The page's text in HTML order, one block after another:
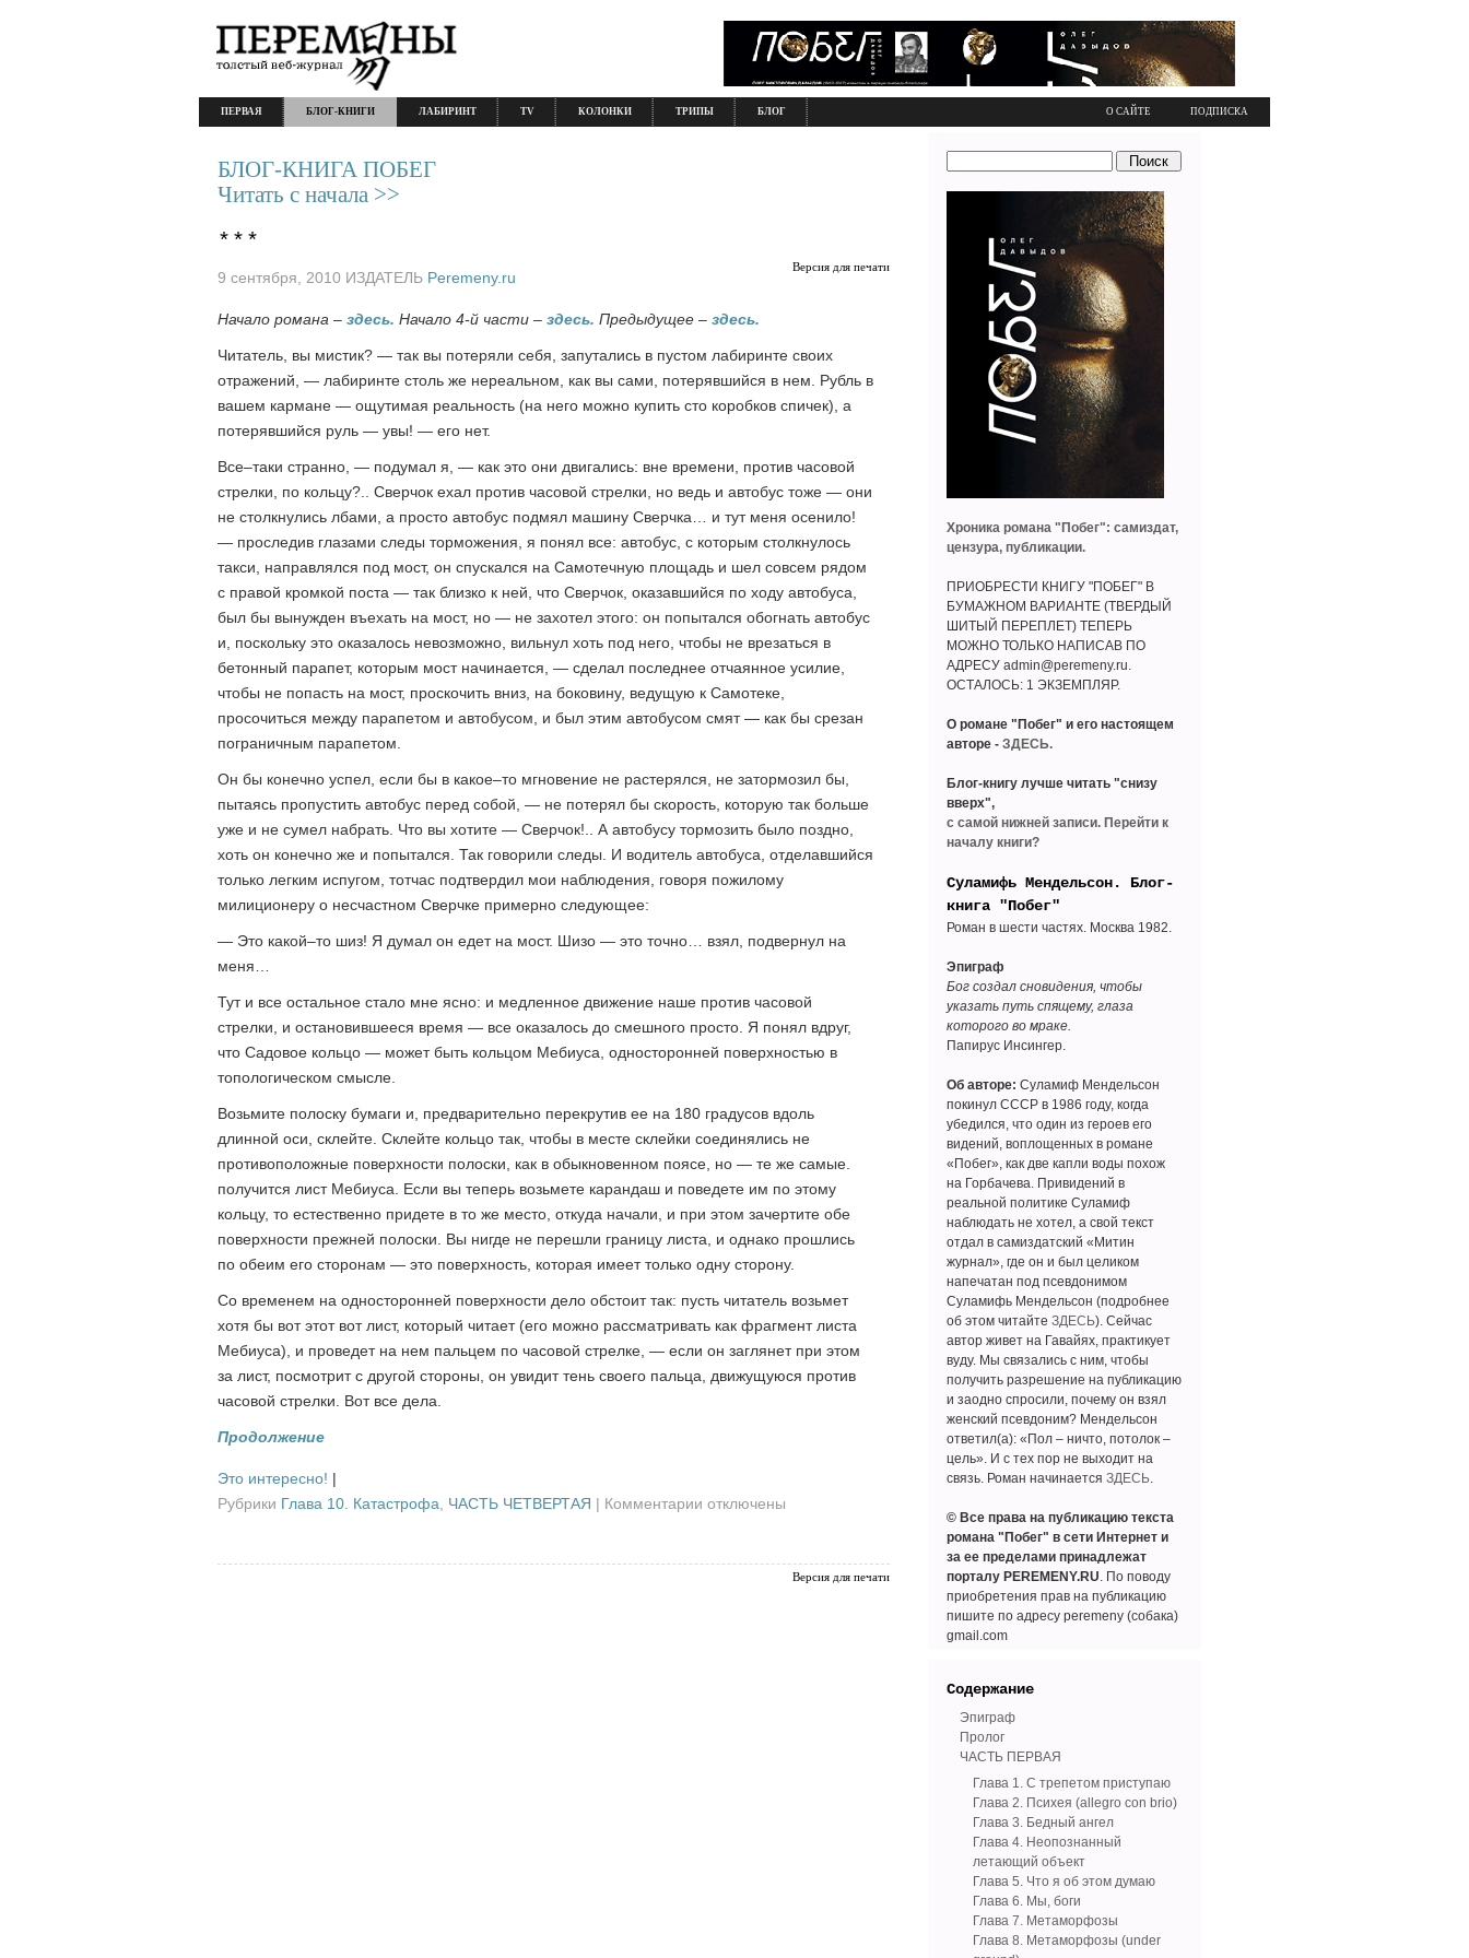
О САЙТЕ ПОДПИСКА
ПЕРВАЯ БЛОГ-КНИГИ ЛАБИРИНТ TV КОЛОНКИ ТРИПЫ БЛОГ
БЛОГ-КНИГА ПОБЕГ
Читать с начала >>
***
Версия для печати
9 сентября, 2010 ИЗДАТЕЛЬ Peremeny.ru
Начало романа – здесь. Начало 4-й части – здесь. Предыдущее – здесь.
Читатель, вы мистик? — так вы потеряли себя, запутались в пустом лабиринте своих
отражений, — лабиринте столь же нереальном, как вы сами, потерявшийся в нем. Рубль в
вашем кармане — ощутимая реальность (на него можно купить сто коробков спичек), а
потерявшийся руль — увы! — его нет.
Все–таки странно, — подумал я, — как это они двигались: вне времени, против часовой
стрелки, по кольцу?.. Сверчок ехал против часовой стрелки, но ведь и автобус тоже — они
не столкнулись лбами, а просто автобус подмял машину Сверчка… и тут меня осенило!
— проследив глазами следы торможения, я понял все: автобус, с которым столкнулось
такси, направлялся под мост, он спускался на Самотечную площадь и шел совсем рядом
с правой кромкой поста — так близко к ней, что Сверчок, оказавшийся по ходу автобуса,
был бы вынужден въехать на мост, но — не захотел этого: он попытался обогнать автобус
и, поскольку это оказалось невозможно, вильнул хоть под него, чтобы не врезаться в
бетонный парапет, которым мост начинается, — сделал последнее отчаянное усилие,
чтобы не попасть на мост, проскочить вниз, на боковину, ведущую к Самотеке,
просочиться между парапетом и автобусом, и был этим автобусом смят — как бы срезан
пограничным парапетом.
Он бы конечно успел, если бы в какое–то мгновение не растерялся, не затормозил бы,
пытаясь пропустить автобус перед собой, — не потерял бы скорость, которую так больше
уже и не сумел набрать. Что вы хотите — Сверчок!.. А автобусу тормозить было поздно,
хоть он конечно же и попытался. Так говорили следы. И водитель автобуса, отделавшийся
только легким испугом, тотчас подтвердил мои наблюдения, говоря пожилому
милиционеру о несчастном Сверчке примерно следующее:
— Это какой–то шиз! Я думал он едет на мост. Шизо — это точно… взял, подвернул на
меня…
Тут и все остальное стало мне ясно: и медленное движение наше против часовой
стрелки, и остановившееся время — все оказалось до смешного просто. Я понял вдруг,
что Садовое кольцо — может быть кольцом Мебиуса, односторонней поверхностью в
топологическом смысле.
Возьмите полоску бумаги и, предварительно перекрутив ее на 180 градусов вдоль
длинной оси, склейте. Склейте кольцо так, чтобы в месте склейки соединялись не
противоположные поверхности полоски, как в обыкновенном поясе, но — те же самые.
получится лист Мебиуса. Если вы теперь возьмете карандаш и поведете им по этому
кольцу, то естественно придете в то же место, откуда начали, и при этом зачертите обе
поверхности прежней полоски. Вы нигде не перешли границу листа, и однако прошлись
по обеим его сторонам — это поверхность, которая имеет только одну сторону.
Со временем на односторонней поверхности дело обстоит так: пусть читатель возьмет
хотя бы вот этот вот лист, который читает (его можно рассматривать как фрагмент листа
Мебиуса), и проведет на нем пальцем по часовой стрелке, — если он заглянет при этом
за лист, посмотрит с другой стороны, он увидит тень своего пальца, движущуюся против
часовой стрелки. Вот все дела.
Продолжение
Это интересно! |
Рубрики Глава 10. Катастрофа ЧАСТЬ ЧЕТВЕРТАЯ | Комментарии котключены
Версия для печати
Хроника романа "Побег": самиздат,
цензура, публикации.
ПРИОБРЕСТИ КНИГУ "ПОБЕГ" В
БУМАЖНОМ ВАРИАНТЕ (ТВЕРДЫЙ
ШИТЫЙ ПЕРЕПЛЕТ) ТЕПЕРЬ
МОЖНО ТОЛЬКО НАПИСАВ ПО
АДРЕСУ admin@peremeny.ru.
ОСТАЛОСЬ: 1 ЭКЗЕМПЛЯР.
О романе "Побег" и его настоящем
авторе - ЗДЕСЬ.
Блог-книгу лучше читать "снизу
вверх",
с самой нижней записи. Перейти к
началу книги?
Суламифь Мендельсон. Блог-
книга "Побег"
Роман в шести частях. Москва 1982.
Эпиграф
Бог создал сновидения, чтобы
указать путь спящему, глаза
которого во мраке.
Папирус Инсингер.
Об авторе: Суламиф Мендельсон
покинул СССР в 1986 году, когда
убедился, что один из героев его
видений, воплощенных в романе
«Побег», как две капли воды похож
на Горбачева. Привидений в
реальной политике Суламиф
наблюдать не хотел, а свой текст
отдал в самиздатский «Митин
журнал», где он и был целиком
напечатан под псевдонимом
Суламифь Мендельсон (подробнее
об этом читайте ЗДЕСЬ). Сейчас
автор живет на Гавайях, практикует
вуду. Мы связались с ним, чтобы
получить разрешение на публикацию
и заодно спросили, почему он взял
женский псевдоним? Мендельсон
ответил(а): «Пол – ничто, потолок –
цель». И с тех пор не выходит на
связь. Роман начинается ЗДЕСЬ.
© Все права на публикацию текста
романа "Побег" в сети Интернет и
за ее пределами принадлежат
порталу PEREMENY.RU. По поводу
приобретения прав на публикацию
пишите по адресу peremeny (собака)
gmail.com
Содержание
Эпиграф
Пролог
ЧАСТЬ ПЕРВАЯ
Глава 1. С трепетом приступаю
Глава 2. Психея (allegro con brio)
Глава 3. Бедный ангел
Глава 4. Неопознанный
летающий объект
Глава 5. Что я об этом думаю
Глава 6. Мы, боги
Глава 7. Метаморфозы
Глава 8. Метаморфозы (under